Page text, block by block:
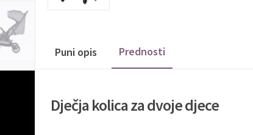
Puni opis Prednosti
Dječja kolica za dvoje djece